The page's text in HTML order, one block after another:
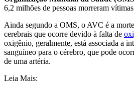
6,2 milhões de pessoas morreram
Ainda segundo a OMS, o AVC é a
cerebrais que ocorre devido à falta de
oxigênio, geralmente, está associada a
sanguíneo para o cérebro, que pode
de uma artéria.
Leia Mais: